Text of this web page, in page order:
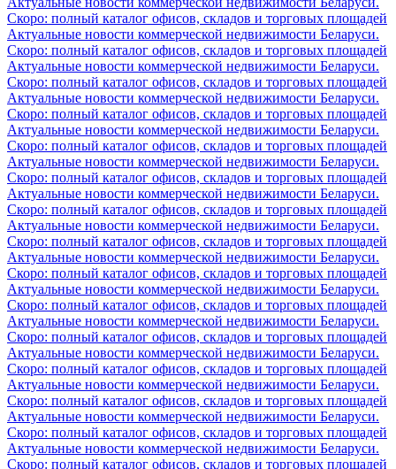
Скоро: полный каталог офисов, складов и торговых площадей
Актуальные новости коммерческой недвижимости Беларуси.
Скоро: полный каталог офисов, складов и торговых площадей
Актуальные новости коммерческой недвижимости Беларуси.
Скоро: полный каталог офисов, складов и торговых площадей
Актуальные новости коммерческой недвижимости Беларуси.
Скоро: полный каталог офисов, складов и торговых площадей
Актуальные новости коммерческой недвижимости Беларуси.
Скоро: полный каталог офисов, складов и торговых площадей
Актуальные новости коммерческой недвижимости Беларуси.
Скоро: полный каталог офисов, складов и торговых площадей
Актуальные новости коммерческой недвижимости Беларуси.
Скоро: полный каталог офисов, складов и торговых площадей
Актуальные новости коммерческой недвижимости Беларуси.
Скоро: полный каталог офисов, складов и торговых площадей
Актуальные новости коммерческой недвижимости Беларуси.
Скоро: полный каталог офисов, складов и торговых площадей
Актуальные новости коммерческой недвижимости Беларуси.
Скоро: полный каталог офисов, складов и торговых площадей
Актуальные новости коммерческой недвижимости Беларуси.
Скоро: полный каталог офисов, складов и торговых площадей
Актуальные новости коммерческой недвижимости Беларуси.
Скоро: полный каталог офисов, складов и торговых площадей
Актуальные новости коммерческой недвижимости Беларуси.
Скоро: полный каталог офисов, складов и торговых площадей
Актуальные новости коммерческой недвижимости Беларуси.
Скоро: полный каталог офисов, складов и торговых площадей
Актуальные новости коммерческой недвижимости Беларуси.
Скоро: полный каталог офисов, складов и торговых площадей